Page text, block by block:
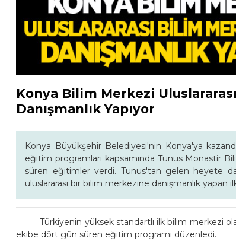
Konya Bilim Merkezi
Danışmanlık Yapıyor
Konya Büyükşehir Belediyesi'nin Konya'ya
eğitim programları kapsamında Tunus Monastir
süren eğitimler verdi. Tunus'tan gelen heyete
uluslararası bir bilim merkezine danışmanlık yapan
Türkiyenin yüksek standartlı ilk bilim merkezi
ekibe dört gün süren eğitim programı düzenledi.